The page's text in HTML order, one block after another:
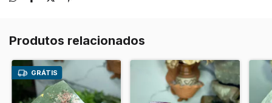
Produtos relacionados
GRÁTIS